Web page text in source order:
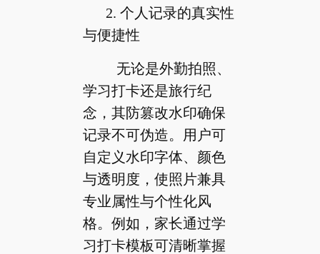
2. 个人记录的真实性
与便捷性
无论是外勤拍照、
学习打卡还是旅行纪
念，其防篡改水印确保
记录不可伪造。用户可
自定义水印字体、颜色
与透明度，使照片兼具
专业属性与个性化风
格。例如，家长通过学
习打卡模板可清晰掌握